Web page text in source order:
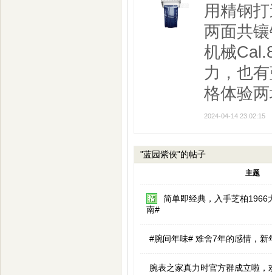
用精钢
两面共
机械
力，也
格体验
2024-04-14 23:02:15
"蓝园紫侠"的帖子
主题
简单即经典，入手芝柏1966
南#
#腕间年味# 难舍7年的感情，新
腕表之家真力时官方群成立啦，